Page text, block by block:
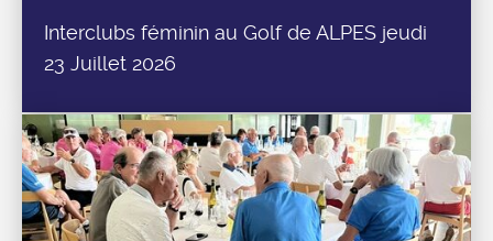
Interclubs féminin au Golf de ALPES jeudi
23 Juillet 2026